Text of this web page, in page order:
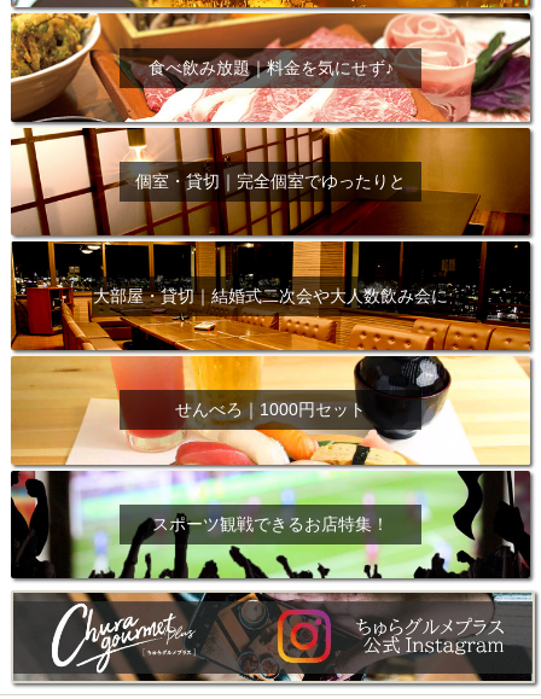
食べ飲み放題｜料金を気にせず♪
個室・貸切｜完全個室でゆったりと
大部屋・貸切｜結婚式二次会や大人数飲み会に
せんべろ｜1000円セット
スポーツ観戦できるお店特集！